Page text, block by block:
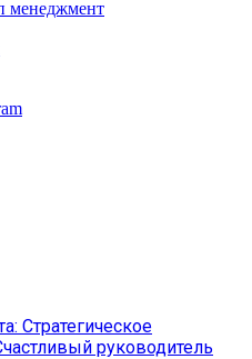
менеджмент
Стратегическое
руководитель